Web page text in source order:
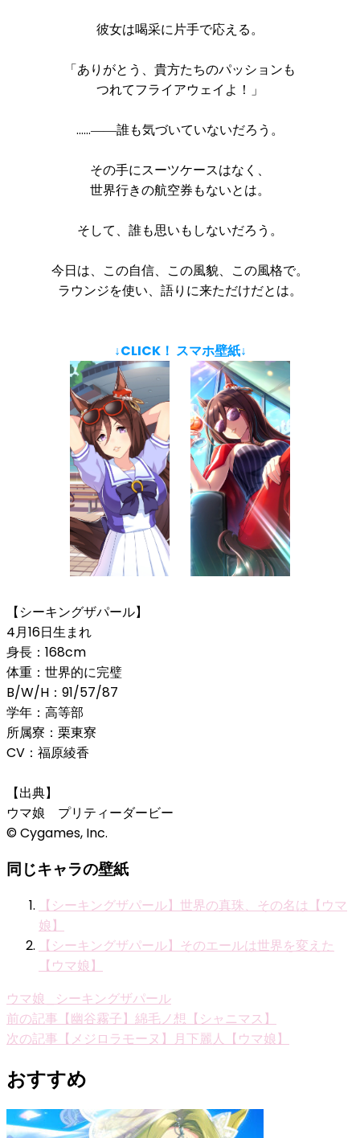
彼女は喝采に片手で応える。
「ありがとう、貴方たちのパッションも
つれてフライアウェイよ！」
……――誰も気づいていないだろう。
その手にスーツケースはなく、
世界行きの航空券もないとは。
そして、誰も思いもしないだろう。
今日は、この自信、この風貌、この風格で。
ラウンジを使い、語りに来ただけだとは。
↓CLICK！ スマホ壁紙↓
【シーキングザパール】
4月16日生まれ
身長：168cm
体重：世界的に完璧
B/W/H：91/57/87
学年：高等部
所属寮：栗東寮
CV：福原綾香
【出典】
ウマ娘 プリティーダービー
© Cygames, Inc.
同じキャラの壁紙
【シーキングザパール】世界の真珠、その名は【ウマ
娘】
【シーキングザパール】そのエールは世界を変えた
【ウマ娘】
ウマ娘_シーキングザパール
投
稿
ナ
ビ
前の記事 【幽谷霧子】綿毛ノ想【シャニマス】
次の記事 【メジロラモーヌ】月下麗人【ウマ娘】
おすすめ